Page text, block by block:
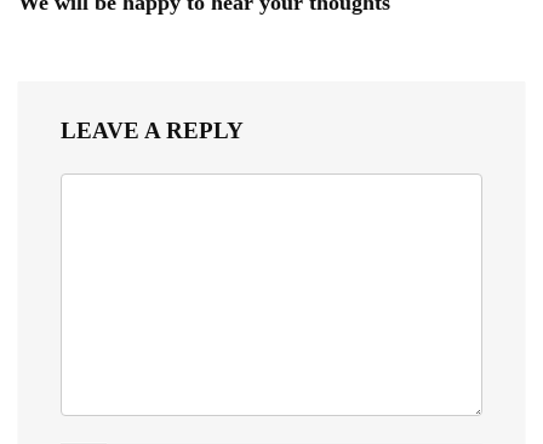
LEAVE A REPLY